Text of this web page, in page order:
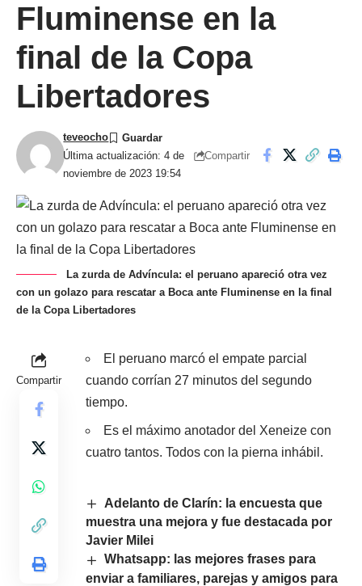
Fluminense en la
final de la Copa
Libertadores
Última actualización: 4 de
noviembre de 2023 19:54
teveocho
Compartir
La zurda de Advíncula: el peruano apareció otra vez
con un golazo para rescatar a Boca ante Fluminense en la final
de la Copa Libertadores
Compartir
El peruano marcó el empate parcial
cuando corrían 27 minutos del segundo
tiempo.
Es el máximo anotador del Xeneize con
cuatro tantos. Todos con la pierna inhábil.
Adelanto de Clarín: la encuesta que
muestra una mejora y fue destacada por
Javier Milei
Whatsapp: las mejores frases para
enviar a familiares, parejas y amigos para